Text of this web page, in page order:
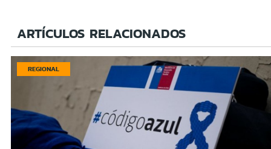
ARTÍCULOS RELACIONADOS
REGIONAL